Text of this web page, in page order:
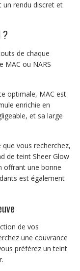
un rendu discret et
?
de chaque
MAC ou NARS
optimale, MAC est
enrichie en
et sa large
que vous recherchez,
de teint Sheer Glow
offrant une bonne
est également
de vos
une couvrance
préférez un teint